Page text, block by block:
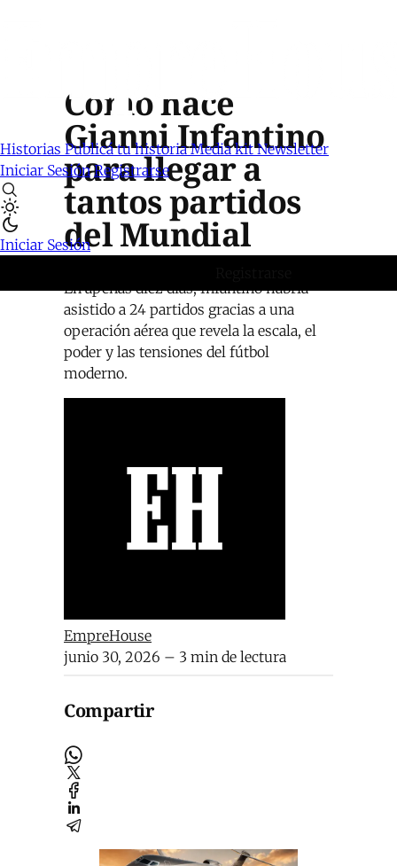
Historias Publicá tu historiaMedia kitNewsletter
Iniciar Sesión Registrarse
Iniciar Sesión
Cómo hace
Gianni Infantino
para llegar a
tantos partidos
del Mundial
En apenas diez días, Infantino habría
asistido a 24 partidos gracias a una
operación aérea que revela la escala, el
poder y las tensiones del fútbol
moderno.
EmpreHouse
junio 30, 2026 – 3 min de lectura
Compartir